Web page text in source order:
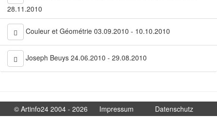
28.11.2010
Couleur et Géométrie 03.09.2010 - 10.10.2010
Joseph Beuys 24.06.2010 - 29.08.2010
© Artinfo24 2004 - 2026 Impressum Datenschutz